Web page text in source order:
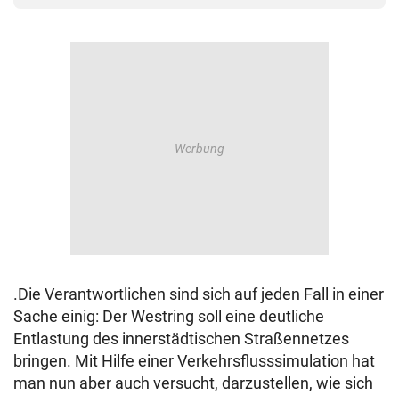
.Die Verantwortlichen sind sich auf jeden Fall in einer
Sache einig: Der Westring soll eine deutliche
Entlastung des innerstädtischen Straßennetzes
bringen. Mit Hilfe einer Verkehrsflusssimulation hat
man nun aber auch versucht, darzustellen, wie sich